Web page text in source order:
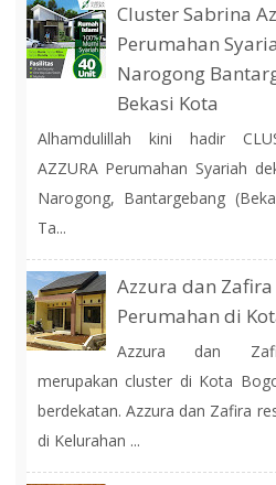
Cluster Sabrina
Perumahan
Narogong
Bekasi Kota
Alhamdulillah kini hadir
AZZURA Perumahan Syariah
Narogong, Bantargebang
Ta...
Azzura dan Zafira
Perumahan di
Azzura dan
merupakan cluster di Kota
berdekatan. Azzura dan Zafira
di Kelurahan ...